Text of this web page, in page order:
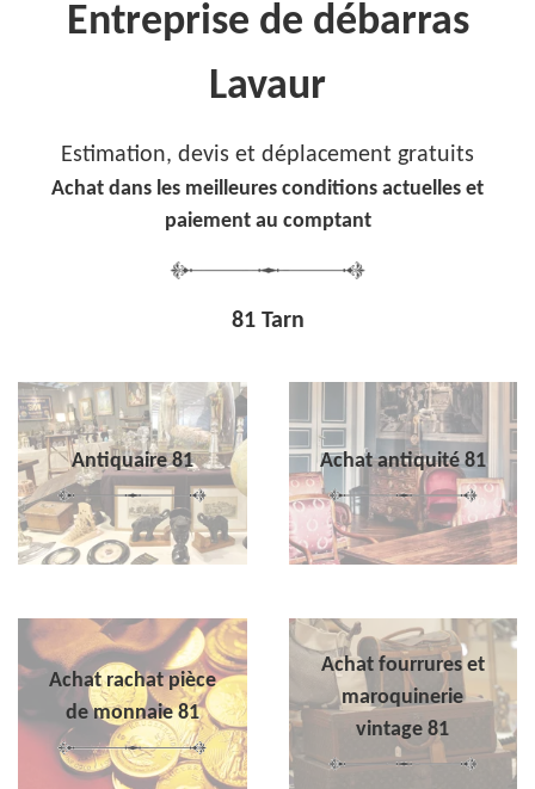
Entreprise de débarras
Lavaur
Estimation, devis et déplacement gratuits
Achat dans les meilleures conditions actuelles et
paiement au comptant
81 Tarn
Antiquaire 81 Achat antiquité 81
Achat rachat pièce
de monnaie 81
Achat fourrures et
maroquinerie
vintage 81